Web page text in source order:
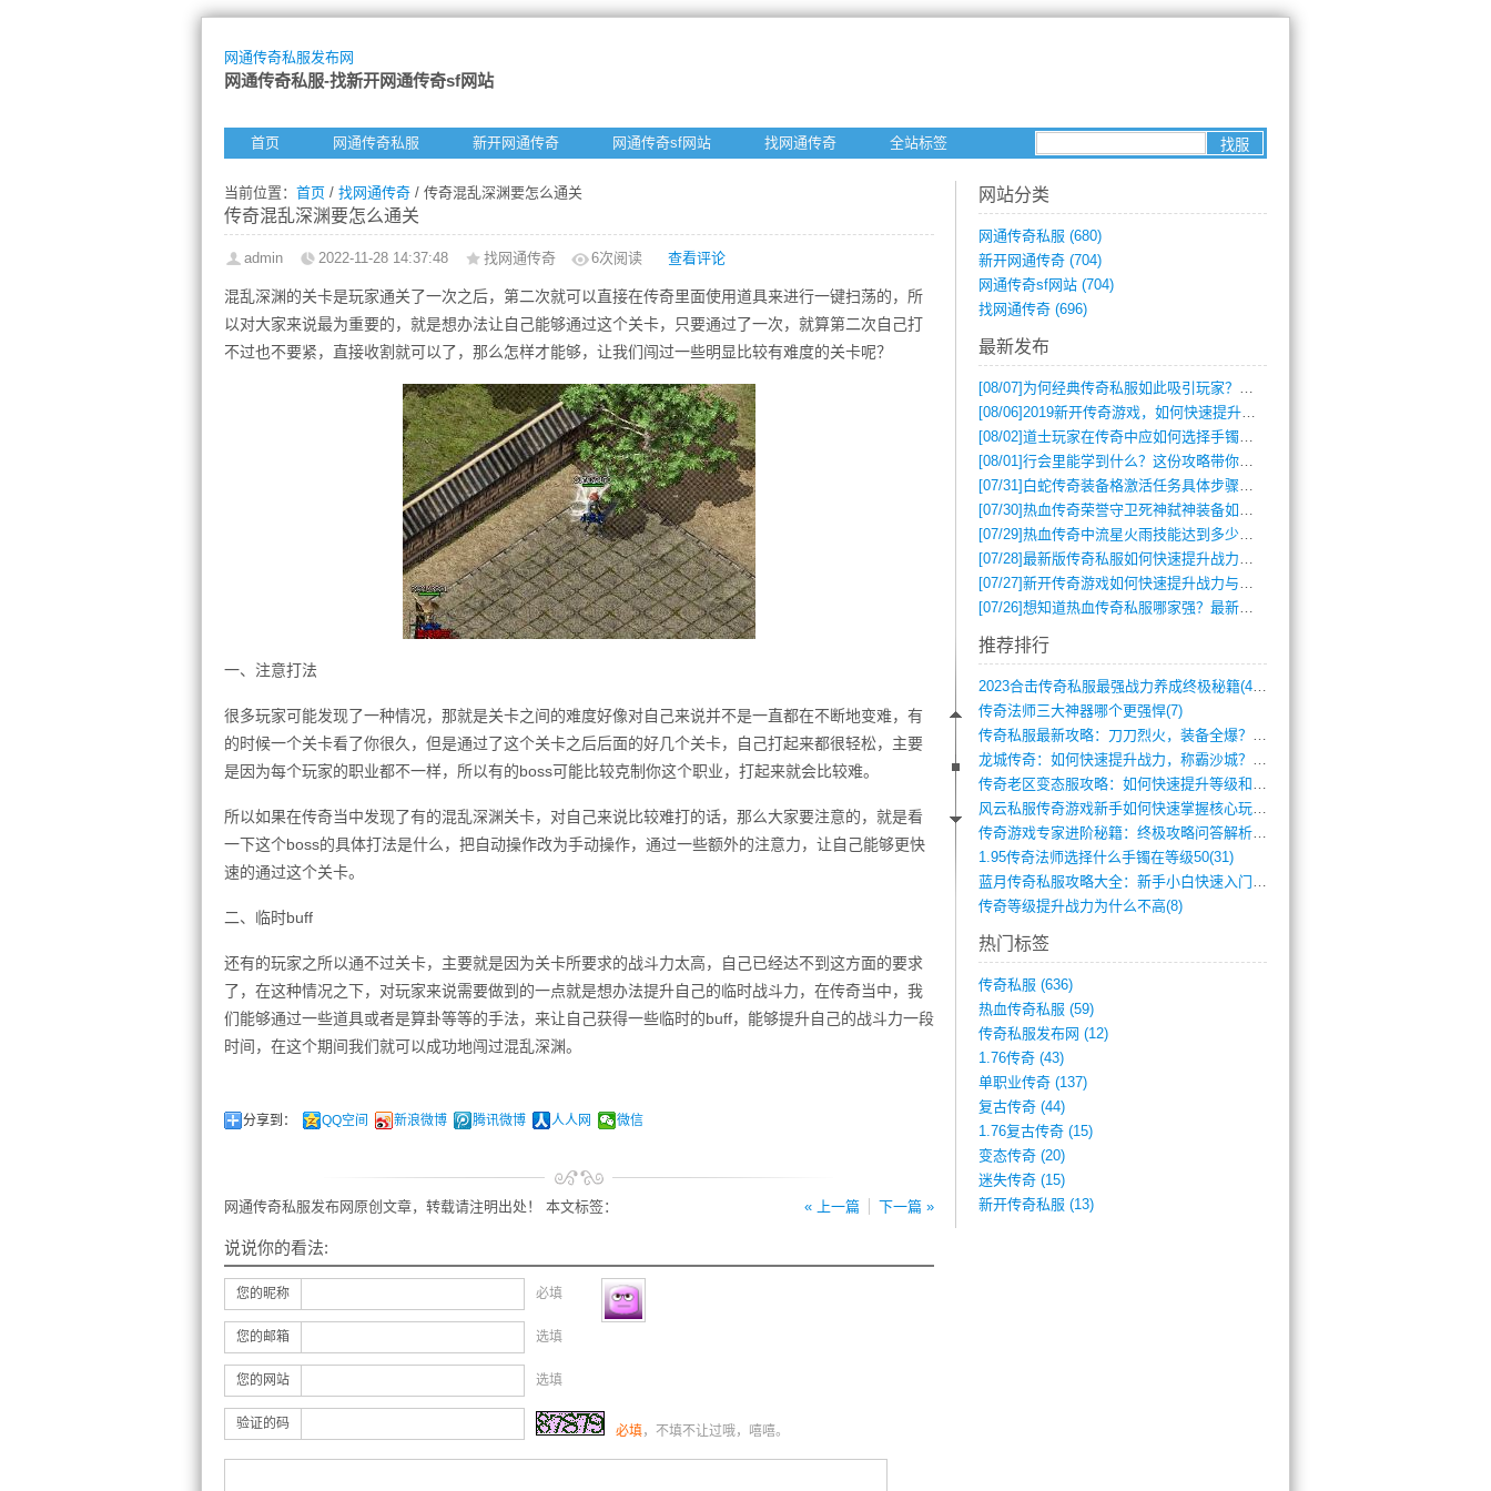
网通传奇私服发布网
网通传奇私服-找新开网通传奇sf网站
首页 网通传奇私服 新开网通传奇 网通传奇sf网站 找网通传奇 全站标签
当前位置： 首页 / 找网通传奇 / 传奇混乱深渊要怎么通关
传奇混乱深渊要怎么通关
admin 2022-11-28 14:37:48 找网通传奇 6次阅读 查看评论
混乱深渊的关卡是玩家通关了一次之后，第二次就可以直接在传奇里面使用道具来进行一键扫荡的，所
以对大家来说最为重要的，就是想办法让自己能够通过这个关卡，只要通过了一次，就算第二次自己打
不过也不要紧，直接收割就可以了，那么怎样才能够，让我们闯过一些明显比较有难度的关卡呢？
一、注意打法
很多玩家可能发现了一种情况，那就是关卡之间的难度好像对自己来说并不是一直都在不断地变难，有
的时候一个关卡看了你很久，但是通过了这个关卡之后后面的好几个关卡，自己打起来都很轻松，主要
是因为每个玩家的职业都不一样，所以有的boss可能比较克制你这个职业，打起来就会比较难。
所以如果在传奇当中发现了有的混乱深渊关卡，对自己来说比较难打的话，那么大家要注意的，就是看
一下这个boss的具体打法是什么，把自动操作改为手动操作，通过一些额外的注意力，让自己能够更快
速的通过这个关卡。
二、临时buff
还有的玩家之所以通不过关卡，主要就是因为关卡所要求的战斗力太高，自己已经达不到这方面的要求
了，在这种情况之下，对玩家来说需要做到的一点就是想办法提升自己的临时战斗力，在传奇当中，我
们能够通过一些道具或者是算卦等等的手法，来让自己获得一些临时的buff，能够提升自己的战斗力一段
时间，在这个期间我们就可以成功地闯过混乱深渊。
分享到： QQ空间 新浪微博 腾讯微博 人人网 微信
« 上一篇 下一篇 »
网通传奇私服发布网原创文章，转载请注明出处！ 本文标签：
说说你的看法:
您的昵称 必填
您的邮箱 选填
您的网站 选填
验证的码 必填，不填不让过哦，嘻嘻。
网站分类
网通传奇私服 (680)
新开网通传奇 (704)
网通传奇sf网站 (704)
找网通传奇 (696)
最新发布
[08/07] 为何经典传奇私服如此吸引玩家？深度攻略解析
[08/06]2019新开传奇游戏，如何快速提升角色等级？
[08/02]道士玩家在传奇中应如何选择手镯装备？
[08/01]行会里能学到什么？这份攻略带你全掌握
[07/31] 白蛇传奇装备格激活任务具体步骤是什么？如何完成？
[07/30]热血传奇荣誉守卫死神弑神装备如何获取与佩戴攻略？
[07/29]热血传奇中流星火雨技能达到多少级可以开始练装备？
[07/28]最新版传奇私服如何快速提升战力与获取稀有装备？
[07/27]新开传奇游戏如何快速提升战力与获取稀有装备？
[07/26]想知道热血传奇私服哪家强？最新排行榜攻略全解析
推荐排行
2023合击传奇私服最强战力养成终极秘籍(428)
传奇法师三大神器哪个更强悍(7)
传奇私服最新攻略：刀刀烈火，装备全爆？攻(813)
龙城传奇：如何快速提升战力，称霸沙城？(802)
传奇老区变态服攻略：如何快速提升等级和战(379)
风云私服传奇游戏新手如何快速掌握核心玩法(616)
传奇游戏专家进阶秘籍：终极攻略问答解析(848)
1.95传奇法师选择什么手镯在等级50(31)
蓝月传奇私服攻略大全：新手小白快速入门指(386)
传奇等级提升战力为什么不高(8)
热门标签
传奇私服 (636)
热血传奇私服 (59)
传奇私服发布网 (12)
1.76传奇 (43)
单职业传奇 (137)
复古传奇 (44)
1.76复古传奇 (15)
变态传奇 (20)
迷失传奇 (15)
新开传奇私服 (13)